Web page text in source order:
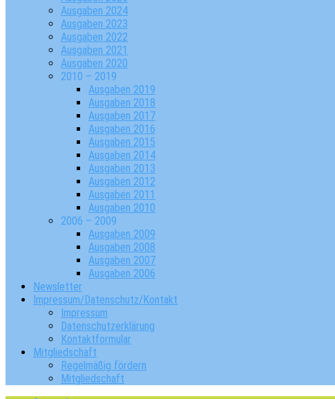
Ausgaben 2024
Ausgaben 2023
Ausgaben 2022
Ausgaben 2021
Ausgaben 2020
2010 – 2019
Ausgaben 2019
Ausgaben 2018
Ausgaben 2017
Ausgaben 2016
Ausgaben 2015
Ausgaben 2014
Ausgaben 2013
Ausgaben 2012
Ausgaben 2011
Ausgaben 2010
2006 – 2009
Ausgaben 2009
Ausgaben 2008
Ausgaben 2007
Ausgaben 2006
Newsletter
Impressum/Datenschutz/Kontakt
Impressum
Datenschutzerklärung
Kontaktformular
Mitgliedschaft
Regelmäßig fördern
Mitgliedschaft